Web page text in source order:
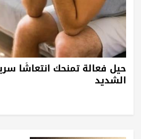
حيل فعالة تمنحك انتعاشًا
الشديد